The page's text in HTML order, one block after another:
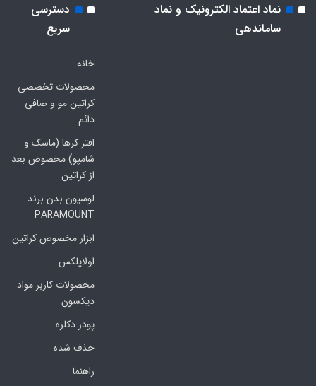
نماد اعتماد الکترونیک و نماد
ساماندهی
دسترسی
سریع
خانه
محصولات تخصصی
کراتین مو و صافی
دائم
افتر کرها (ماسک و
شامپو) مخصوص بعد
از کراتین
لوسیون بدن برند
PARAMOUNT
ابزار مخصوص کراتین
اولاپلکس
محصولات کاربر مواد
دیکسون
پودر دکلره
حذف شده
راهنما